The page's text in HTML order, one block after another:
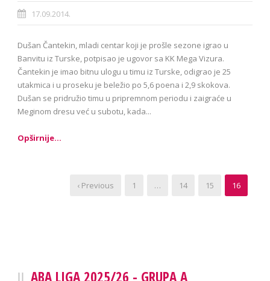
17.09.2014.
Dušan Čantekin, mladi centar koji je prošle sezone igrao u
Banvitu iz Turske, potpisao je ugovor sa KK Mega Vizura.
Čantekin je imao bitnu ulogu u timu iz Turske, odigrao je 25
utakmica i u proseku je beležio po 5,6 poena i 2,9 skokova.
Dušan se pridružio timu u pripremnom periodu i zaigraće u
Meginom dresu već u subotu, kada...
Opširnije...
‹ Previous 1 … 14 15 16
ABA LIGA 2025/26 - GRUPA A